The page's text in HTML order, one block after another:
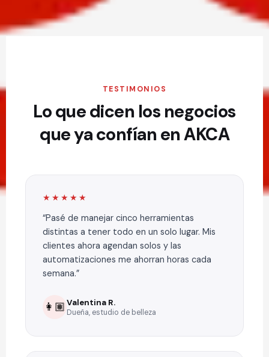
TESTIMONIOS
Lo que dicen los negocios
que ya confían en AKCA
★★★★★
Pasé de manejar cinco herramientas
distintas a tener todo en un solo lugar. Mis
clientes ahora agendan solos y las
automatizaciones me ahorran horas cada
semana.
👩🏽 Valentina R.
Dueña, estudio de belleza